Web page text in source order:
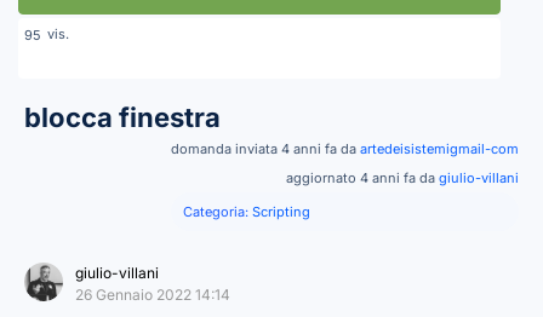
95 vis.
blocca finestra
domanda inviata 4 anni fa da artedeisistemigmail-com
aggiornato 4 anni fa da giulio-villani
Categoria: Scripting
giulio-villani
26 Gennaio 2022 14:14